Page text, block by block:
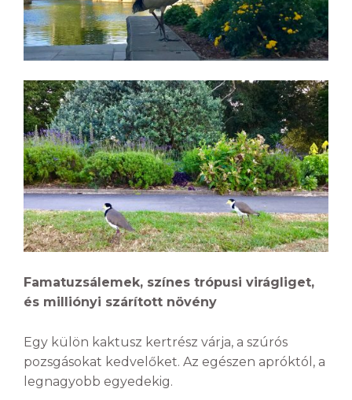
Famatuzsálemek, színes trópusi virágliget,
és milliónyi szárított növény
Egy külön kaktusz kertrész várja, a szúrós
pozsgásokat kedvelőket. Az egészen apróktól, a
legnagyobb egyedekig.